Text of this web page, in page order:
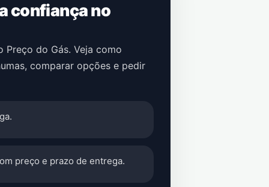
confiança no
do Gás. Veja como
, comparar opções e pedir
preço e prazo de entrega.